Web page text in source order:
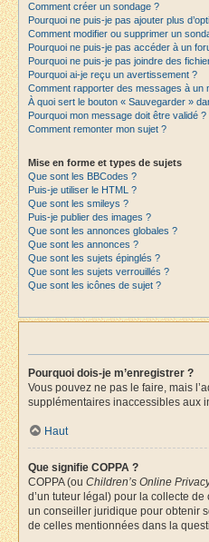
Comment créer un sondage ?
Pourquoi ne puis-je pas ajouter plus
Comment modifier ou supprimer un
Pourquoi ne puis-je pas accéder à un
Pourquoi ne puis-je pas joindre des
Pourquoi ai-je reçu un avertissement ?
Comment rapporter des messages à un
À quoi sert le bouton « Sauvegarder »
Pourquoi mon message doit être validé ?
Comment remonter mon sujet ?
Mise en forme et types de sujets
Que sont les BBCodes ?
Puis-je utiliser le HTML ?
Que sont les smileys ?
Puis-je publier des images ?
Que sont les annonces globales ?
Que sont les annonces ?
Que sont les sujets épinglés ?
Que sont les sujets verrouillés ?
Que sont les icônes de sujet ?
Pourquoi dois-je m’enregistrer ?
Vous pouvez ne pas le faire, mais
supplémentaires inaccessibles aux
Haut
Que signifie COPPA ?
COPPA (ou Children’s Online
d’un tuteur légal) pour la collecte
un conseiller juridique pour obtenir
de celles mentionnées dans la